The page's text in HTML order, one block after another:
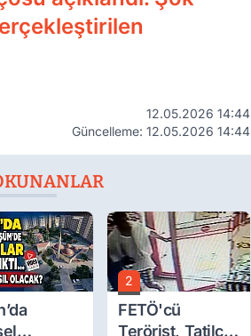
12.05.2026 14:44
Güncelleme: 12.05.2026 14:44
2
FETÖ'cü
Terörist, Tatilci